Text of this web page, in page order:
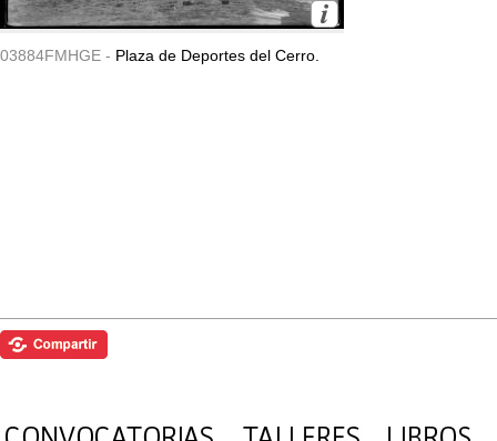
03884FMHGE - Plaza de Deportes del Cerro.